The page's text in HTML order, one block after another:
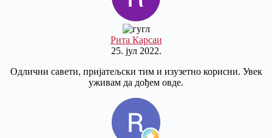
Рита Карсаи
25. јул 2022.
Одлични савети, пријатељски тим и изузетно корисни. Увек
уживам да дођем овде.